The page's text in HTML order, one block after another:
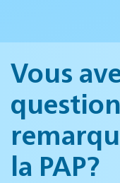
Vous
la PAP?